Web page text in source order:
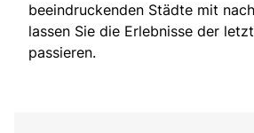
beeindruckenden Städte mit
lassen Sie die Erlebnisse der
passieren.